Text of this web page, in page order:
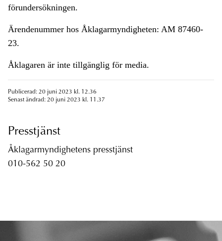
förundersökningen.
Ärendenummer hos Åklagarmyndigheten: AM 87460-
23.
Åklagaren är inte tillgänglig för media.
Publicerad: 20 juni 2023 kl. 12.36
Senast ändrad: 20 juni 2023 kl. 11.37
Presstjänst
Åklagarmyndighetens presstjänst
010-562 50 20